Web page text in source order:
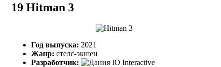
19 Hitman 3
Год выпуска: 2021
Жанр: стелс-экшен
Разработчик:
IO Interactive